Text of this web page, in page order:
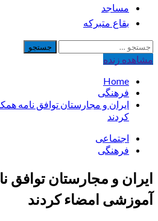
مساجد
بقاع متبرکه
جستجو
برای:
مشاهده‌ زنده
Home
فرهنگی
ایران و مجارستان توافق نامه
کردند
اجتماعی
فرهنگی
ایران و مجارستان توافق
آموزشی امضاء کردند